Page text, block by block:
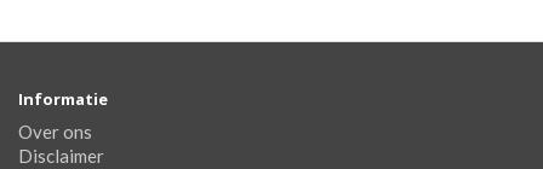
Informatie
Over ons
Disclaimer